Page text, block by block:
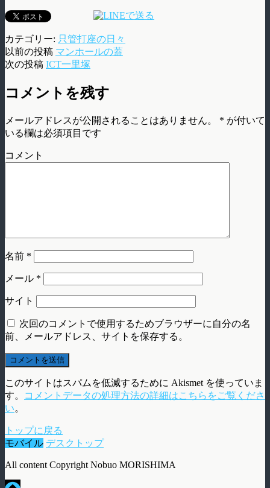
カテゴリー: 只管打座の日々
以前の投稿 マンホールの蓋
次の投稿 ICT一里塚
コメントを残す
メールアドレスが公開されることはありません。 * が付いて
いる欄は必須項目です
コメント
名前 *
メール *
サイト
次回のコメントで使用するためブラウザーに自分の名
前、メールアドレス、サイトを保存する。
このサイトはスパムを低減するために Akismet を使っていま
す。
コメントデータの処理方法の詳細はこちらをご覧くださ
い。
トップに戻る
モバイル デスクトップ
All content Copyright Nobuo MORISHIMA